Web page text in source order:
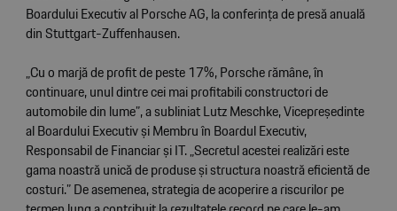
Boardului Executiv al Porsche AG, la conferința de presă anuală
din Stuttgart-Zuffenhausen.
„Cu o marjă de profit de peste 17%, Porsche rămâne, în
continuare, unul dintre cei mai profitabili constructori de
automobile din lume”, a subliniat Lutz Meschke, Vicepreședinte
al Boardului Executiv și Membru în Boardul Executiv,
Responsabil de Financiar și IT. „Secretul acestei realizări este
gama noastră unică de produse și structura noastră eficientă de
costuri.” De asemenea, strategia de acoperire a riscurilor pe